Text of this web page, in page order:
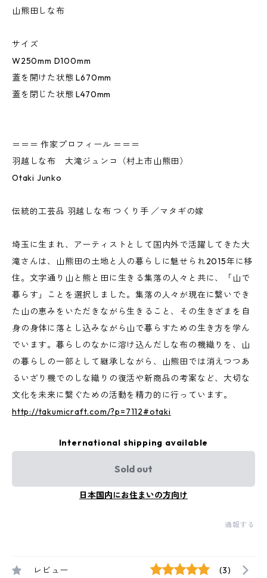
山熊田しな布
サイズ
W250mm D100mm
蓋を開けた状態 L670mm
蓋を閉じた状態 L470mm
＝＝＝ 作家プロフィール ＝＝＝
羽越しな布 大滝ジュンコ（村上市山熊田）
Otaki Junko
伝統的工芸品 羽越しな布 つくり手 ／マタギの嫁
埼玉に生まれ、アーティストとして国内外で活躍してきた大
滝さんは、山熊田の土地と人の暮らしに魅せられ2015年に移
住。文字通り山と熊と田に生きる集落の人々と共に、「山で
暮らす」ことを選択しました。集落の人々が現在に繋いでき
た山の恵みをいただきながら生きること、その生きざまを自
身の身体に落とし込みながら山で暮らすための生き方を学ん
でいます。暮らしのなかに溶け込んだしな布の機織りを、山
の暮らしの一部として継承しながら、山熊田では消えつつあ
るいざり機でのしな織りの復活や新商品の考案など、大切な
文化を未来に繋ぐための活動を精力的に行っています。
http://takumicraft.com/?p=7112#otaki
International shipping available
Sold out
日本国内にお住まいの方向け
通報する
レビュー (3)